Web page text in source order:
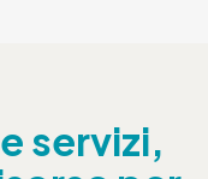
servizi,